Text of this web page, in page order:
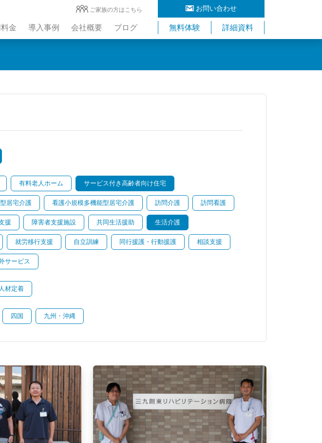
お問い合わせ
ご家族の方はこちら
金 導入事例 会社概要 ブログ 無料体験 詳細資料
有料老人ホーム サービス付き高齢者向け住宅
居宅介護 看護小規模多機能型居宅介護 訪問介護 訪問看護
援 障害者支援施設 共同生活援助 生活介護
就労移行支援 自立訓練 同行援護・行動援護 相談支援
サービス
材定着
四国 九州・沖縄